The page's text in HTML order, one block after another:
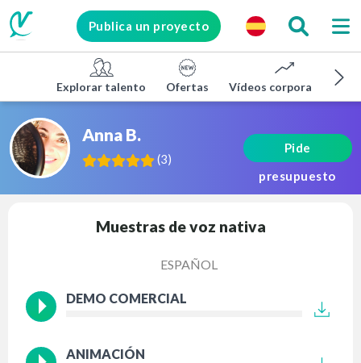
Publica un proyecto
Explorar talento Ofertas Vídeos corporativos
Anna B.
(3)
Pide
presupuesto
Muestras de voz nativa
ESPAÑOL
DEMO COMERCIAL
ANIMACIÓN